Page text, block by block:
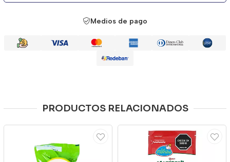
Medios de pago
PRODUCTOS RELACIONADOS